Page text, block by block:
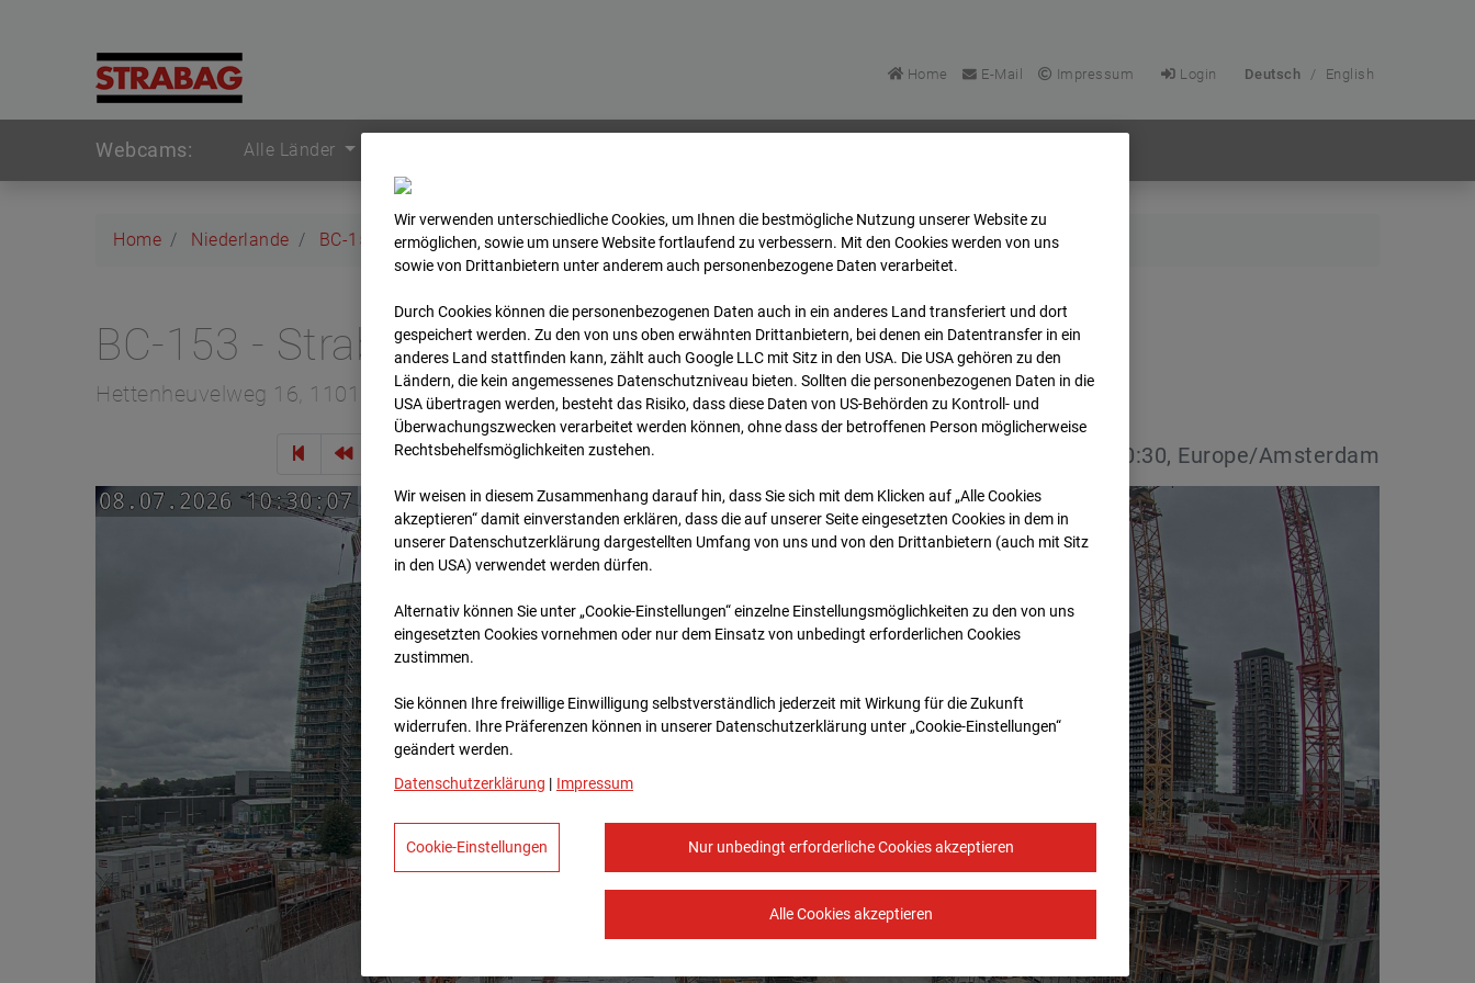
Home E-Mail Impressum Login Deutsch / English
Webcams: Alle Länder
Home Niederlande BC-153 - Strabag - BV-Amsterdam Archiv 2026 07 08 10:30
BC-153 - Strabag - BV-Amsterdam
Hettenheuvelweg 16, 1101 BN Amsterdam
Zur Übersicht 08.07.2026 10:30, Europe/Amsterdam
Wir verwenden unterschiedliche Cookies, um Ihnen die best­mögliche Nutzung unserer Website zu
ermöglichen, sowie um unsere Website fortlaufend zu verbessern. Mit den Cookies werden von uns
sowie von Drittanbietern unter anderem auch personenbezogene Daten verarbeitet.
Durch Cookies können die personenbezogenen Daten auch in ein anderes Land transferiert und dort
gespeichert werden. Zu den von uns oben erwähnten Drittanbietern, bei denen ein Datentransfer in ein
anderes Land stattfinden kann, zählt auch Google LLC mit Sitz in den USA. Die USA gehören zu den
Ländern, die kein angemessenes Datenschutzniveau bieten. Sollten die personenbezogenen Daten in die
USA übertragen werden, besteht das Risiko, dass diese Daten von US-Behörden zu Kontroll- und
Überwachungszwecken verarbeitet werden können, ohne dass der betroffenen Person möglicherweise
Rechtsbehelfsmöglichkeiten zustehen.
Wir weisen in diesem Zusammenhang darauf hin, dass Sie sich mit dem Klicken auf „Alle Cookies
akzeptieren“ damit ein­ver­standen erklären, dass die auf unserer Seite eingesetzten Cookies in dem in
unserer Datenschutzerklärung dargestellten Umfang von uns und von den Drittanbietern (auch mit Sitz
in den USA) verwendet werden dürfen.
Alternativ können Sie unter „Cookie-Einstellungen“ einzelne Einstellungsmöglichkeiten zu den von uns
eingesetzten Cookies vornehmen oder nur dem Einsatz von unbedingt erforderlichen Cookies
zustimmen.
Sie können Ihre freiwillige Einwilligung selbstverständlich jederzeit mit Wirkung für die Zukunft
widerrufen. Ihre Prä­fe­renzen können in unserer Datenschutzerklärung unter „Cookie-Einstellungen“
geändert werden.
Datenschutzerklärung | Impressum
Nur unbedingt erforderliche Cookies akzeptieren
Alle Cookies akzeptieren
Cookie-Einstellungen